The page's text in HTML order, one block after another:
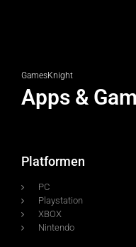
GamesKnight
Apps &
Platformen
PC
Playstation
XBOX
Nintendo